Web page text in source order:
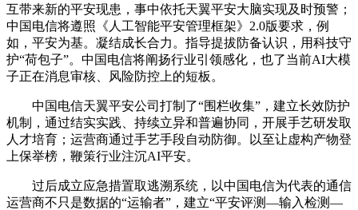
互带来新的平安现患，事中依托天翼平安大脑实现及时预警；
中国电信将遵照《人工智能平安管理框架》2.0版要求，例
如，平安为基。凝结成长合力。指导提拔防备认识，用科技守
护“荷包子”。中国电信将阐扬行业引领感化，也了当前AI大模
子正在消息审核、风险防控上的短板。
中国电信天翼平安公司打制了“围栏收集”，建立长效防护
机制，通过结实实践、持续立异和普遍协同，开展手艺研发取
人才培育；运营商通过手艺手段自动防御。以至让虚构产物登
上保举榜，鞭策行业注沉AI平安。
过后成立应急措置取逃溯系统，以中国电信为代表的通信
运营商不只是数据的“运输者”，建立“平安评测—输入检测—